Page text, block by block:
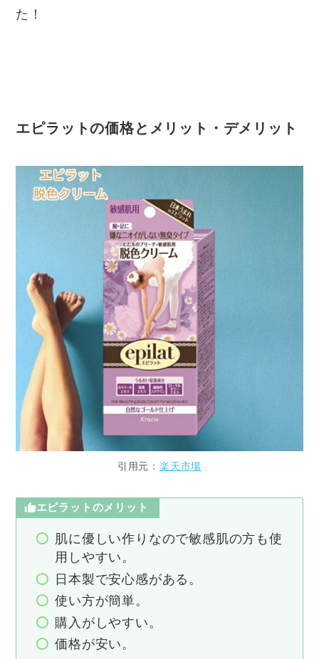
た！
エピラットの価格とメリット・デメリット
引用元： 楽天市場
エピラットのメリット
肌に優しい作りなので敏感肌の方も使
用しやすい。
日本製で安心感がある。
使い方が簡単。
購入がしやすい。
価格が安い。